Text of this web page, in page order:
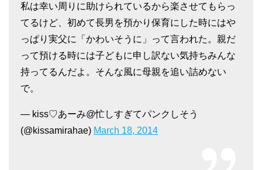
私は幸い周りに助けられているから楽させてもらっ
てるけど、初めて長男を預かり保育にした時にはや
っぱり実父に「かわいそうに」って言われた。親だ
って預ける時には子どもに申し訳ない気持ちみんな
持ってるんだよ。そんな風に母親を追い詰めない
で。
— kiss♡あーみ@忙しすぎてパンクしそう
(@kissamirahae) March 18, 2014